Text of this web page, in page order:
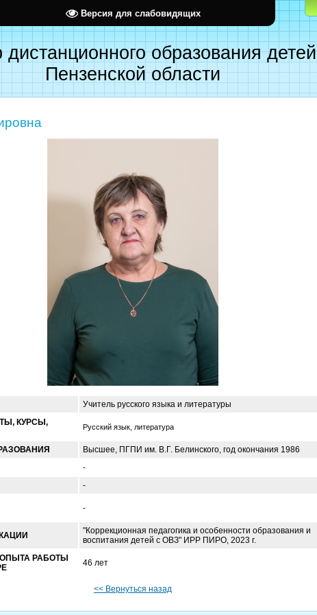
Версия для слабовидящих
дистанционного образования детей
Пензенской области
Учитель русского языка и литературы
КУРСЫ,
Русский язык, литература
Высшее, ПГПИ им. В.Г. Белинского, год окончания 1986
-
-
-
"Коррекционная педагогика и особенности образования и
воспитания детей с ОВЗ" ИРР ПИРО, 2023 г.
РАБОТЫ
46 лет
<< Вернуться назад